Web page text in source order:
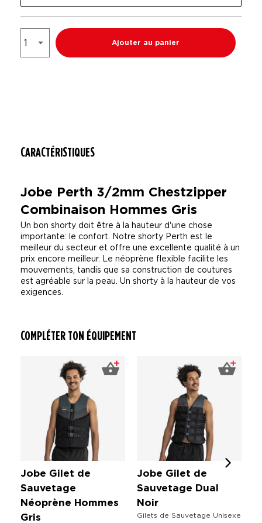
Ajouter au panier
CARACTÉRISTIQUES
Jobe Perth 3/2mm Chestzipper
Combinaison Hommes Gris
Un bon shorty doit être à la hauteur d'une chose
importante: le confort. Notre shorty Perth est le
meilleur du secteur et offre une excellente qualité à un
prix encore meilleur. Le néoprène flexible facilite les
mouvements, tandis que sa construction de coutures
est agréable sur la peau. Un shorty à la hauteur de vos
exigences.
COMPLÉTER TON ÉQUIPEMENT
Jobe Gilet de
Sauvetage
Néoprène Hommes
Gris
Jobe Gilet de
Sauvetage Dual
Noir
Gilets de Sauvetage Unisexe